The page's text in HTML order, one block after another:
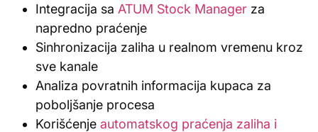
Integracija sa ATUM Stock Manager za
napredno praćenje
Sinhronizacija zaliha u realnom vremenu kroz
sve kanale
Analiza povratnih informacija kupaca za
poboljšanje procesa
Korišćenje automatskog praćenja zaliha i